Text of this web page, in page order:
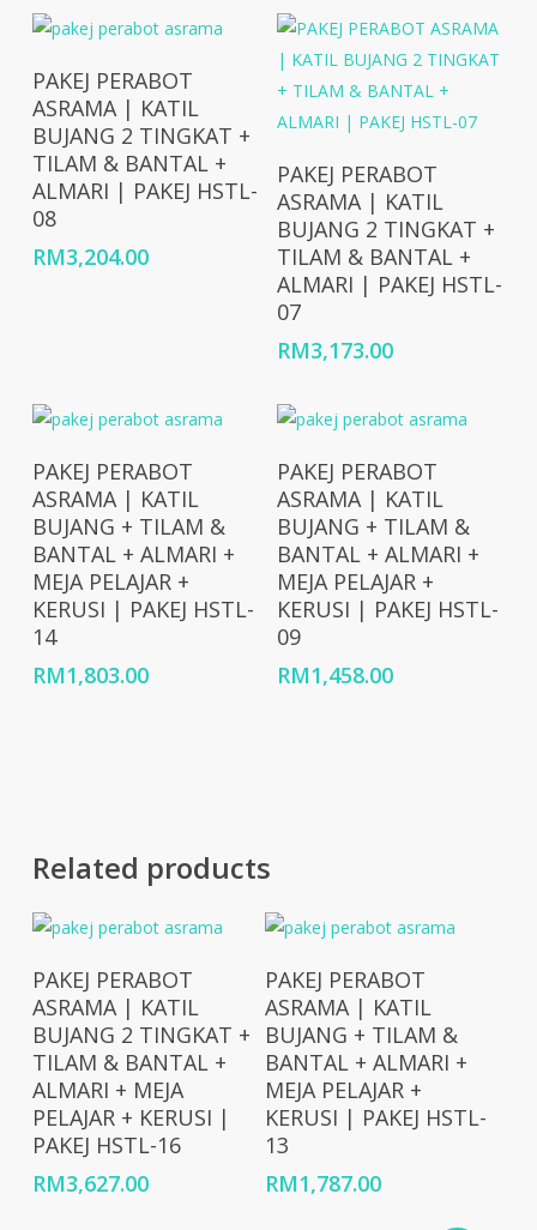
Add To Cart
PAKEJ PERABOT
ASRAMA | KATIL
BUJANG 2 TINGKAT +
TILAM & BANTAL +
ALMARI | PAKEJ HSTL-
08
RM3,204.00
Add To Cart
PAKEJ PERABOT
ASRAMA | KATIL
BUJANG 2 TINGKAT +
TILAM & BANTAL +
ALMARI | PAKEJ HSTL-
07
RM3,173.00
Add To Cart
PAKEJ PERABOT
ASRAMA | KATIL
BUJANG + TILAM &
BANTAL + ALMARI +
MEJA PELAJAR +
KERUSI | PAKEJ HSTL-
14
RM1,803.00
Add To Cart
PAKEJ PERABOT
ASRAMA | KATIL
BUJANG + TILAM &
BANTAL + ALMARI +
MEJA PELAJAR +
KERUSI | PAKEJ HSTL-
09
RM1,458.00
Related products
Add To Cart
PAKEJ PERABOT
ASRAMA | KATIL
BUJANG 2 TINGKAT +
TILAM & BANTAL +
ALMARI + MEJA
PELAJAR + KERUSI |
PAKEJ HSTL-16
RM3,627.00
Add To Cart
PAKEJ PERABOT
ASRAMA | KATIL
BUJANG + TILAM &
BANTAL + ALMARI +
MEJA PELAJAR +
KERUSI | PAKEJ HSTL-
13
RM1,787.00